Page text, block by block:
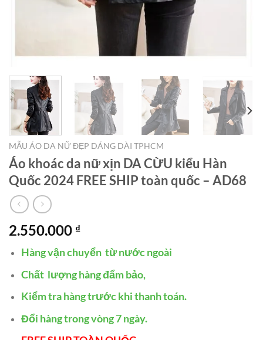
MẪU ÁO DA NỮ ĐẸP DÁNG DÀI TPHCM
Áo khoác da nữ xịn DA CỪU kiểu Hàn
Quốc 2024 FREE SHIP toàn quốc – AD68
2.550.000 ₫
Hàng vận chuyển từ nước ngoài
Chất lượng hàng đẩm bảo,
Kiểm tra hàng trước khi thanh toán.
Đổi hàng trong vòng 7 ngày.